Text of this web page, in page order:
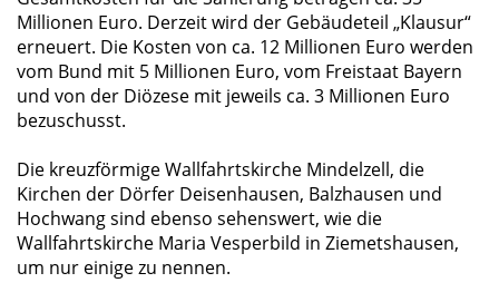
Millionen Euro. Derzeit wird der Gebäudeteil „Klausur“
erneuert. Die Kosten von ca. 12 Millionen Euro werden
vom Bund mit 5 Millionen Euro, vom Freistaat Bayern
und von der Diözese mit jeweils ca. 3 Millionen Euro
bezuschusst.
Die kreuzförmige Wallfahrtskirche Mindelzell, die
Kirchen der Dörfer Deisenhausen, Balzhausen und
Hochwang sind ebenso sehenswert, wie die
Wallfahrtskirche Maria Vesperbild in Ziemetshausen,
um nur einige zu nennen.